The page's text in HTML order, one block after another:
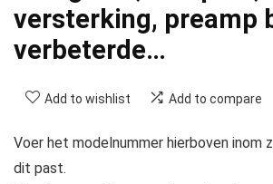
versterking, preamp
verbeterde…
Add to wishlist Add to compare
Voer het modelnummer hierboven inom
dit past.